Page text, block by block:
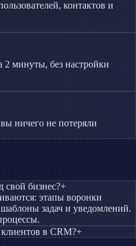
контактов и
2 минуты, без настройки
ничего не потеряли
бизнес?+
этапы воронки
задач и уведомлений.
в CRM?+